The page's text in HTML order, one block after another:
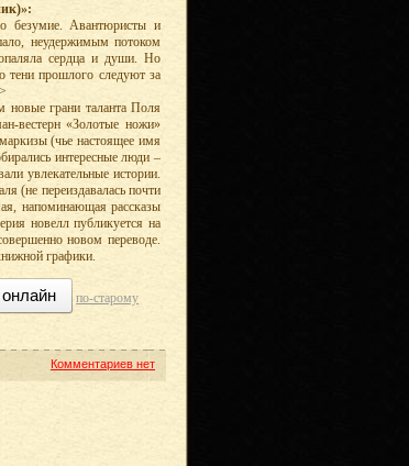
безумие. Авантюристы и
неудержимым потоком
сердца и души. Но
тени прошлого следуют за
новые грани таланта Поля
вестерн «Золотые ножи»
(чье настоящее имя
интересные люди –
увлекательные истории.
(не переиздавалась почти
напоминающая рассказы
новелл публикуется на
новом переводе.
графики.
онлайн по-старому
Комментариев нет